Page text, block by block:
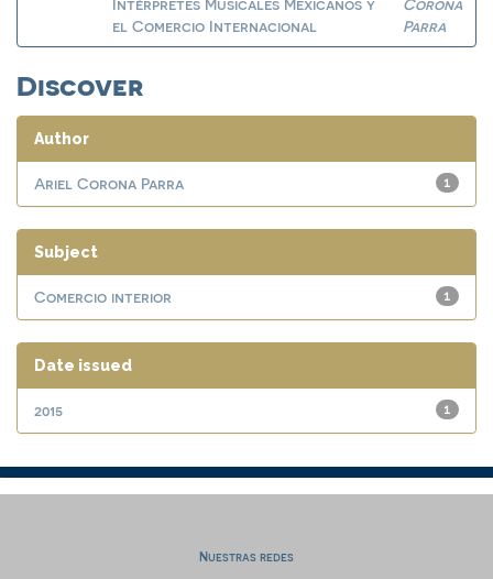
Intérpretes Musicales Mexicanos y
el Comercio Internacional
Corona
Parra
Discover
Author
1
Ariel Corona Parra
Subject
1
Comercio interior
Date issued
1
2015
Nuestras redes